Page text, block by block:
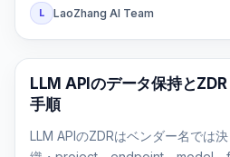
L LaoZhang AI Team
API ガイド
LLM APIのデータ保持と
手順
LLM APIのZDRはベンダー名では